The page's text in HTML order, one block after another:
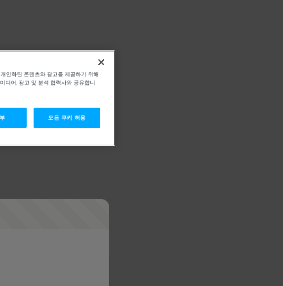
인화된 콘텐츠와 광고를 제공하기 위해
디어, 광고 및 분석 협력사와 공유합니
모든 쿠키 허용